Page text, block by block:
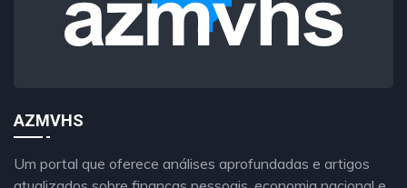
AZMVHS
Um portal que oferece análises aprofundadas e artigos